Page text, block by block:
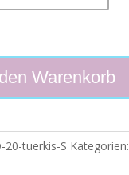
Warenkorb
20-tuerkis-S Kategorien: